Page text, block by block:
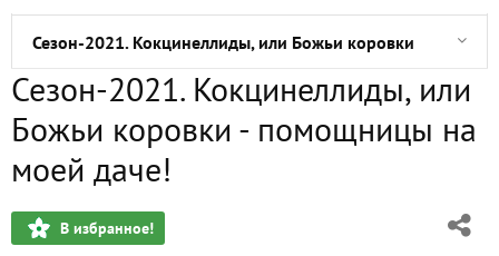
Сезон-2021. Кокцинеллиды, или Божьи коровки -
Сезон-2021. Почти летнее настроение. Томаты
Сезон-2021. Майская погода - сюрпризная пора
Сезон-2021. Шмели - к теплу и урожаю!
Сезон-2021. Кокцинеллиды, или
Божьи коровки - помощницы на
моей даче!
В избранное!